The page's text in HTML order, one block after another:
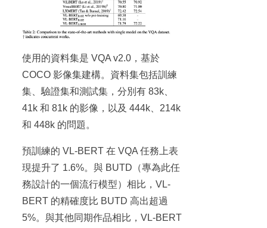
使用的資料集是 VQA v2.0，基於
COCO 影像集建構。資料集包括訓練
集、驗證集和測試集，分別有 83k、
41k 和 81k 的影像，以及 444k、214k
和 448k 的問題。
預訓練的 VL-BERT 在 VQA 任務上表
現提升了 1.6%。與 BUTD（專為此任
務設計的一個流行模型）相比，VL-
BERT 的精確度比 BUTD 高出超過
5%。與其他同期作品相比，VL-BERT